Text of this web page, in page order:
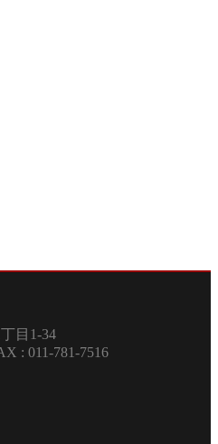
3条1丁目1-34
: 011-781-7516